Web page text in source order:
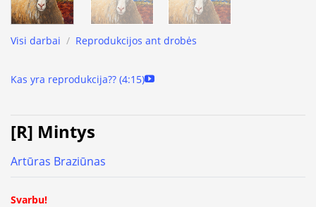
Visi darbai / Reprodukcijos ant drobės
Kas yra reprodukcija?? (4:15)
[R] Mintys
Artūras Braziūnas
Svarbu!